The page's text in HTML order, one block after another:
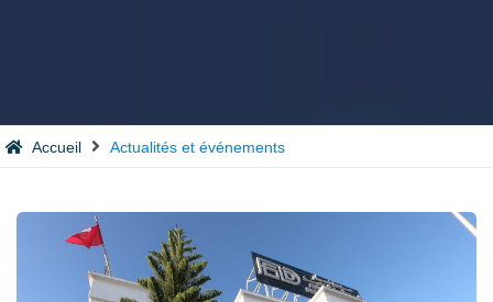
Accueil Actualités et événements